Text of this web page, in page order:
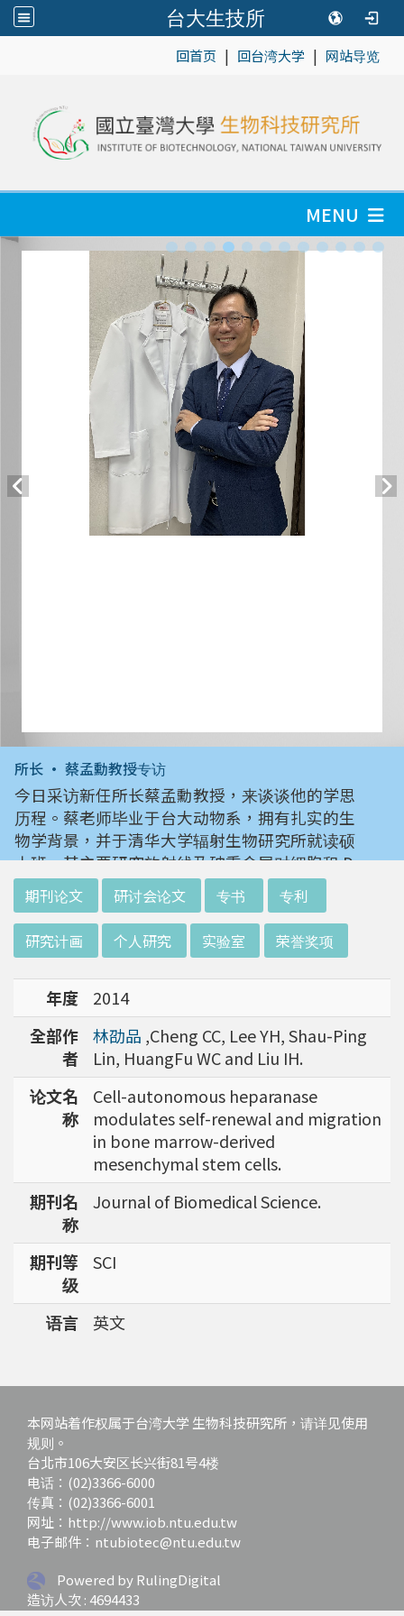
台大生技所
回首页 | 回台湾大学 | 网站导览
MENU
所长 • 蔡孟勳教授专访
今日采访新任所长蔡孟勳教授，来谈谈他的学思
历程。蔡老师毕业于台大动物系，拥有扎实的生
物学背景，并于清华大学辐射生物研究所就读硕
士班。其主要研究放射线及砷重金属对细胞和 D
NA 的伤害及细胞表型的改变。就读阳明大学博
士班时，选定研究长期暴露于低剂量辐射钢筋下
对人体的影响，并比较其他国家高剂量暴露下的
不同影响。在美国国家卫生研究院从事博士后研
究时，开始了以微阵列技术探讨致癌物质，如重
金属以及辐射线等对肿瘤细胞的影响，同时有效
率分析以及整合生物芯片所产出之大数据。蔡老
师于1996年回到台湾大学任教后，继续以生物
芯片搭配生物资讯等为工具，开发专一性生物指
标，应用于精准农业以及侦测癌细胞转移或复发
等在精准医疗上的应用。同时，蔡老师运用次世
代定序了解台湾乳癌病患中基因体中的变异以及
演化，试图了解癌症复发机制。同时透过次世代
定序解出台湾帝雉全基因体资讯。这样的讯息是
只能从基因组分析而无法从生态调查得知，在在
强调了解台湾特有物种基因资讯的重要性。
期刊论文 研讨会论文 专书 专利
研究计画 个人研究 实验室 荣誉奖项
年度
2014
全部作
者
林劭品 ,Cheng CC, Lee YH, Shau-Ping
Lin, HuangFu WC and Liu IH.
论文名
称
Cell-autonomous heparanase
modulates self-renewal and migration
in bone marrow-derived
mesenchymal stem cells.
期刊名
称
Journal of Biomedical Science.
期刊等
级
SCI
语言 英文
本网站着作权属于台湾大学 生物科技研究所，请详见使用
规则。
台北市106大安区长兴街81号4楼
电话：(02)3366-6000
传真：(02)3366-6001
网址：http://www.iob.ntu.edu.tw
电子邮件：ntubiotec@ntu.edu.tw
Powered by RulingDigital
造访人次 : 4694433